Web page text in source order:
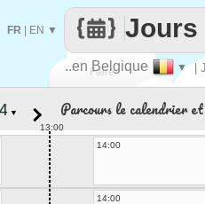
Faire
..en Belgique ▼
Jours
FR EN ▼
▼ Parcours le calendrier
13:00
14:00
14:00